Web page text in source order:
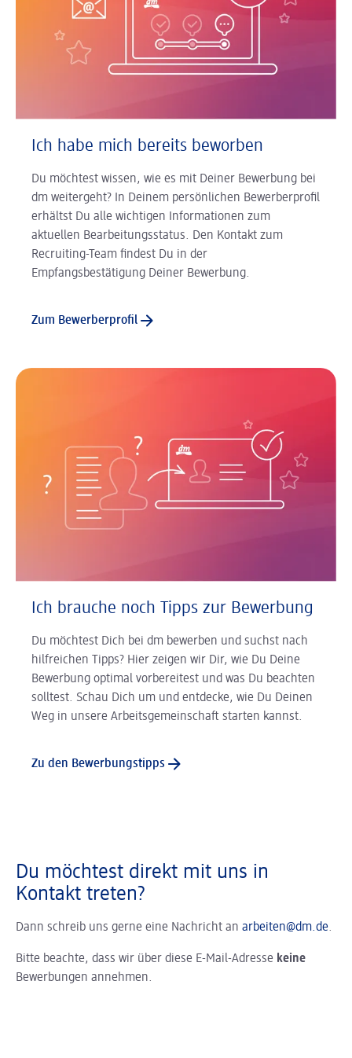
Ich habe mich bereits beworben
Du möchtest wissen, wie es mit Deiner Bewerbung bei
dm weitergeht? In Deinem persönlichen Bewerberprofil
erhältst Du alle wichtigen Informationen zum
aktuellen Bearbeitungsstatus. Den Kontakt zum
Recruiting-Team findest Du in der
Empfangsbestätigung Deiner Bewerbung.
Zum Bewerberprofil
Ich brauche noch Tipps zur Bewerbung
Du möchtest Dich bei dm bewerben und suchst nach
hilfreichen Tipps? Hier zeigen wir Dir, wie Du Deine
Bewerbung optimal vorbereitest und was Du beachten
solltest. Schau Dich um und entdecke, wie Du Deinen
Weg in unsere Arbeitsgemeinschaft starten kannst.
Zu den Bewerbungstipps
Du möchtest direkt mit uns in
Kontakt treten?
Dann schreib uns gerne eine Nachricht an arbeiten@dm.de.
Bitte beachte, dass wir über diese E-Mail-Adresse keine
Bewerbungen annehmen.